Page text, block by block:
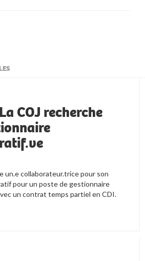
COJ recherche
un.e collaborateur.trice pour son
pour un poste de gestionnaire
un contrat temps partiel en CDI.